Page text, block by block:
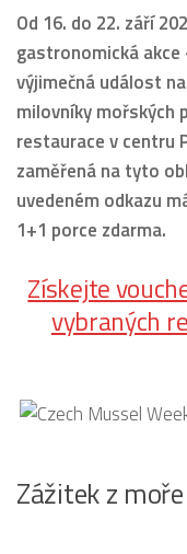
Od 16. do 22. září
gastronomická akce
výjimečná událost
milovníky mořských
restaurace v centru
zaměřená na tyto
uvedeném odkazu
1+1 porce zdarma.
Získejte
vybraných
Zážitek z